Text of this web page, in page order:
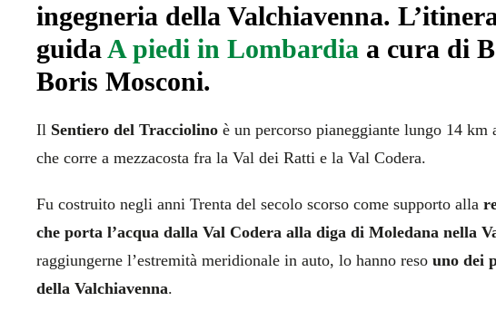
ingegneria della Valchiavenna.
guida A piedi in Lombardia a cura di
Boris Mosconi.
Il Sentiero del Tracciolino è un percorso pianeggiante lungo 14
che corre a mezzacosta fra la Val dei Ratti e la Val Codera.
Fu costruito negli anni Trenta del secolo scorso come supporto alla
che porta l’acqua dalla Val Codera alla diga di Moledana nella
raggiungerne l’estremità meridionale in auto, lo hanno reso uno dei
della Valchiavenna.